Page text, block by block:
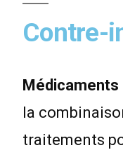
Contre-
Médicaments
la
traitements